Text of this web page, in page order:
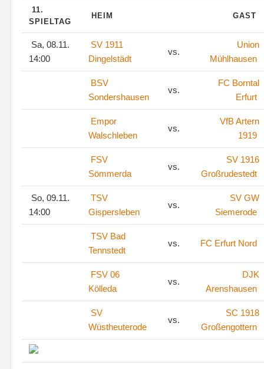
11.
SPIELTAG
HEIM GAST
Sa, 08.11.
14:00
SV 1911
Dingelstädt
vs.
Union
Mühlhausen
BSV
Sondershausen
vs.
FC Borntal
Erfurt
Empor
Walschleben
vs.
VfB Artern
1919
FSV
Sömmerda
vs.
SV 1916
Großrudestedt
So, 09.11.
14:00
TSV
Gispersleben
vs.
SV GW
Siemerode
TSV Bad
Tennstedt
vs. FC Erfurt Nord
FSV 06
Kölleda
vs.
DJK
Arenshausen
SV
Wüstheuterode
vs.
SC 1918
Großengottern